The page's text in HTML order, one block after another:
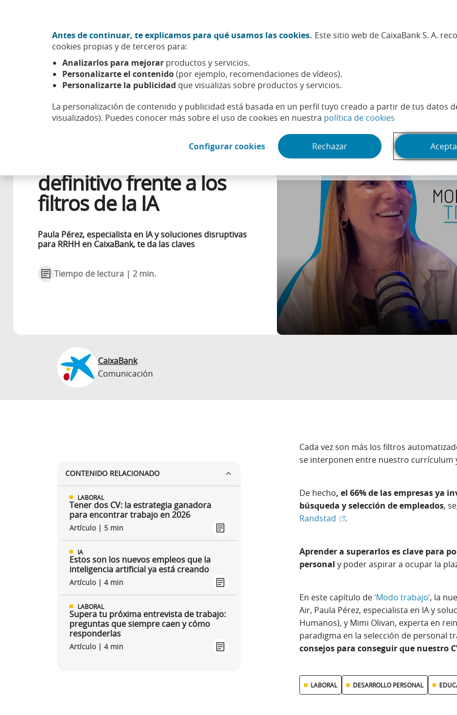
Antes de continuar, te explicamos para qué usamos las cookies. Este sitio web de CaixaBank S. A.
cookies propias y de terceros para:
Analizarlos para mejorar productos y servicios.
Personalizarte el contenido(por ejemplo, recomendaciones de vídeos).
Personalizarte la publicidad que visualizas sobre productos y servicios.
La personalización de contenido y publicidad está basada en un perfil tuyo creado a partir de tus datos
visualizados). Puedes conocer más sobre el uso de cookies en nuestra política de cookies
Configurar cookies(Abrir en ventana nueva)
Rechazar
Sobre nosotros
Esfera Bienestar Progreso Cómo diseñar tu CV definitivo frente a los filtros de la IA
28 AGOSTO 2025
definitivo frente a los
filtros de la IA
Paula Pérez, especialista en IA y soluciones disruptivas
para RRHH en CaixaBank, te da las claves
Tiempo de lectura | 2 min.
Puedes acceder al contenido de ví­deo cambiando tu
CaixaBank
Comunicación
CONTENIDO RELACIONADO
LABORAL
Tener dos CV: la estrategia ganadora
para encontrar trabajo en 2026
Artículo | 5 min
IA
Estos son los nuevos empleos que la
inteligencia artificial ya está creando
Artículo | 4 min
LABORAL
Supera tu próxima entrevista de trabajo:
preguntas que siempre caen y cómo
responderlas
Artículo | 4 min
Cada vez son más los filtros
se interponen entre nuestro currículum
De hecho, el 66% de las empresas ya
búsqueda y selección de empleados,
Randstad (Abrir en ventana nueva)
.
Aprender a superarlos es clave para
personal y poder aspirar a ocupar la
En este capítulo de‘Modo trabajo’, la
Air, Paula Pérez, especialista en IA y
Humanos), y Mimi Olivan, experta en
paradigma en la selección de personal
consejos para conseguir que nuestro
LABORAL DESARROLLO PERSONAL